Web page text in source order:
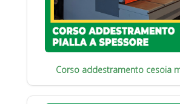
Corso addestramento cesoia